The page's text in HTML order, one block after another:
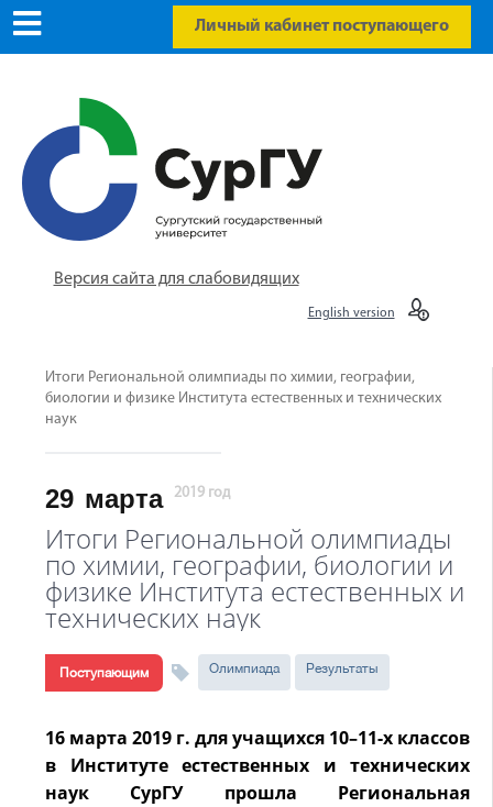
Личный кабинет поступающего
Версия сайта для слабовидящих
English version
Итоги Региональной олимпиады по химии, географии,
биологии и физике Института естественных и технических
наук
29 марта 2019 год
Итоги Региональной олимпиады
по химии, географии, биологии и
физике Института естественных и
технических наук
Поступающим Олимпиада Результаты
16 марта 2019 г. для учащихся 10–11-х классов
в Институте естественных и технических
наук СурГУ прошла Региональная